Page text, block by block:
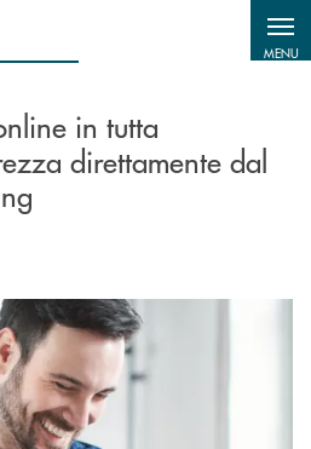
MENU
in tutta
direttamente dal